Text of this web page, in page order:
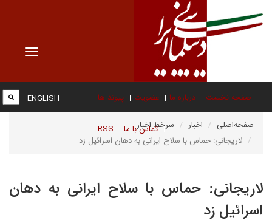
Toggle
صفحه نخست درباره ما عضویت پیوند ها
تماس با ما RSS
ENGLISH
صفحه‌اصلی اخبار
سرخط اخبار
لاریجانی: حماس با سلاح ایرانی به دهان اسرائیل زد
لاریجانی: حماس با سلاح ایرانی به دهان
اسرائیل زد